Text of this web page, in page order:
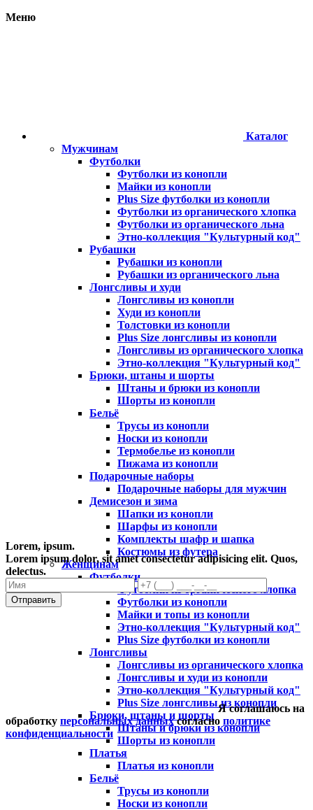
Meню
Каталог
Мужчинам
Футболки
Футболки из конопли
Майки из конопли
Plus Size футболки из конопли
Футболки из органического хлопка
Футболки из органического льна
Этно-коллекция "Культурный код"
Рубашки
Рубашки из конопли
Рубашки из органического льна
Лонгсливы и худи
Лонгсливы из конопли
Худи из конопли
Толстовки из конопли
Plus Size лонгсливы из конопли
Лонгсливы из органического хлопка
Этно-коллекция "Культурный код"
Брюки, штаны и шорты
Штаны и брюки из конопли
Шорты из конопли
Бельё
Трусы из конопли
Носки из конопли
Термобелье из конопли
Пижама из конопли
Подарочные наборы
Подарочные наборы для мужчин
Демисезон и зима
Шапки из конопли
Шарфы из конопли
Комплекты шафр и шапка
Костюмы из футера
Женщинам
Футболки
Футболки из органического хлопка
Футболки из конопли
Майки и топы из конопли
Этно-коллекция "Культурный код"
Plus Size футболки из конопли
Лонгсливы
Лонгсливы из органического хлопка
Лонгсливы и худи из конопли
Этно-коллекция "Культурный код"
Plus Size лонгсливы из конопли
Брюки, штаны и шорты
Штаны и брюки из конопли
Шорты из конопли
Платья
Платья из конопли
Бельё
Трусы из конопли
Носки из конопли
Lorem, ipsum.
Lorem ipsum dolor, sit amet consectetur adipisicing elit. Quos,
delectus.
Отправить
Я соглашаюсь на
обработку персональных данныхсогласно политике
конфиденциальности